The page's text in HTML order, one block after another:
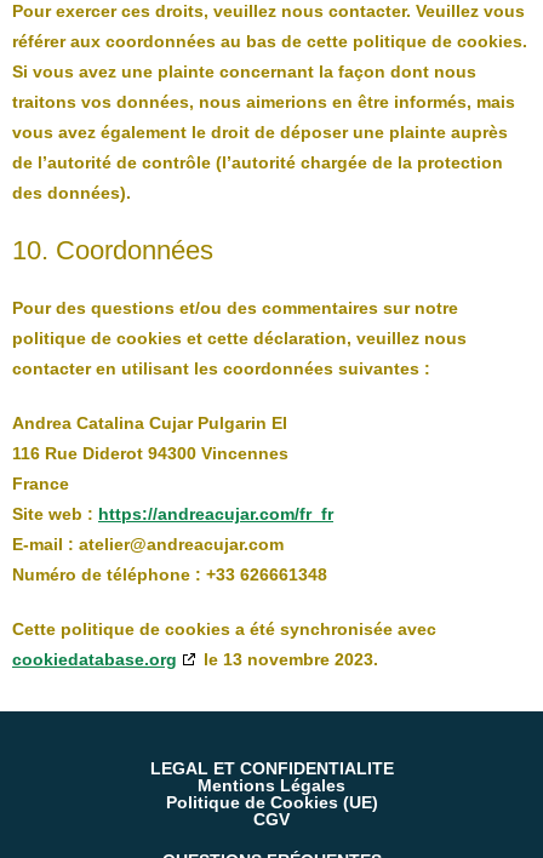
Pour exercer ces droits, veuillez nous contacter. Veuillez vous
référer aux coordonnées au bas de cette politique de cookies.
Si vous avez une plainte concernant la façon dont nous
traitons vos données, nous aimerions en être informés, mais
vous avez également le droit de déposer une plainte auprès
de l’autorité de contrôle (l’autorité chargée de la protection
des données).
10. Coordonnées
Pour des questions et/ou des commentaires sur notre
politique de cookies et cette déclaration, veuillez nous
contacter en utilisant les coordonnées suivantes :
Andrea Catalina Cujar Pulgarin EI
116 Rue Diderot 94300 Vincennes
France
Site web : https://andreacujar.com/fr_fr
E-mail : atelier@andreacujar.com
Numéro de téléphone : +33 626661348
Cette politique de cookies a été synchronisée avec
cookiedatabase.org
le 13 novembre 2023.
LEGAL ET CONFIDENTIALITE
Mentions Légales
Politique de Cookies (UE)
CGV